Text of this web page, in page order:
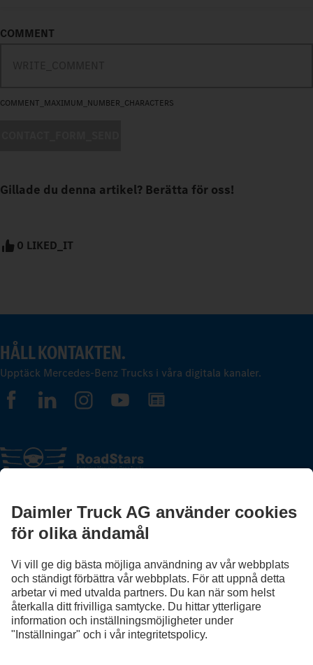
COMMENT
COMMENT_MAXIMUM_NUMBER_CHARACTERS
Gillade du denna artikel? Berätta för oss!
0 LIKED_IT
HÅLL KONTAKTEN.
Upptäck Mercedes-Benz Trucks i våra digitala kanaler.
FOLLOW THE ROADSTARS.
Utbyt erfarenheter med andra lastbilschaufförer nu.
Välkommen in